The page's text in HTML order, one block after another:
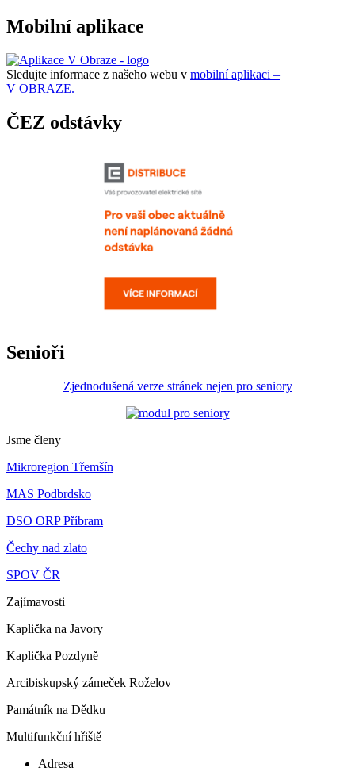
Mobilní aplikace
Sledujte informace z našeho webu v mobilní aplikaci –
V OBRAZE.
ČEZ odstávky
Senioři
Zjednodušená verze stránek nejen pro seniory
Jsme členy
Mikroregion Třemšín
MAS Podbrdsko
DSO ORP Příbram
Čechy nad zlato
SPOV ČR
Zajímavosti
Kaplička na Javory
Kaplička Pozdyně
Arcibiskupský zámeček Roželov
Památník na Dědku
Multifunkční hřiště
Adresa